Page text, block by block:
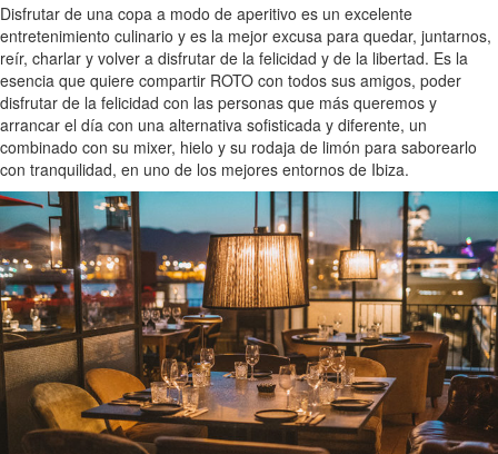
Disfrutar de una copa a modo de aperitivo es un excelente
entretenimiento culinario y es la mejor excusa para quedar, juntarnos,
reír, charlar y volver a disfrutar de la felicidad y de la libertad. Es la
esencia que quiere compartir ROTO con todos sus amigos, poder
disfrutar de la felicidad con las personas que más queremos y
arrancar el día con una alternativa sofisticada y diferente, un
combinado con su mixer, hielo y su rodaja de limón para saborearlo
con tranquilidad, en uno de los mejores entornos de Ibiza.